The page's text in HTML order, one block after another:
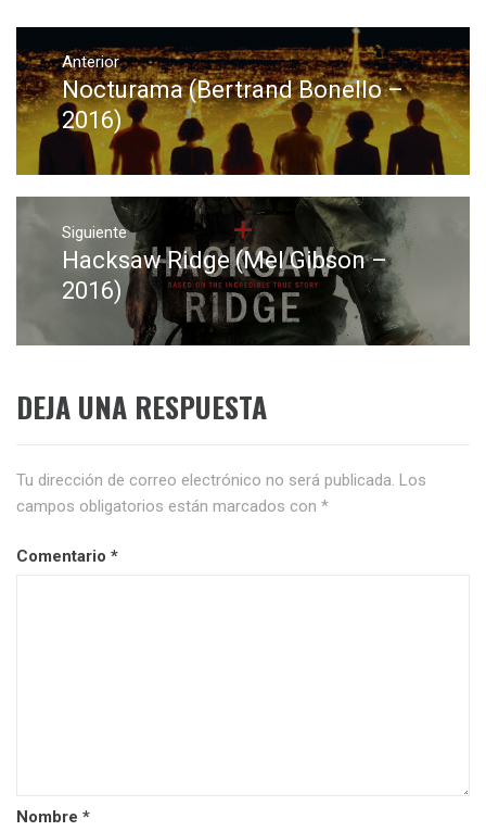
Navegación
de
entradas
Anterior
Entrada
anterior:
Nocturama (Bertrand Bonello –
2016)
Siguiente
Entrada
siguiente:
Hacksaw Ridge (Mel Gibson –
2016)
DEJA UNA RESPUESTA
Tu dirección de correo electrónico no será publicada. Los
campos obligatorios están marcados con *
Comentario *
Nombre *